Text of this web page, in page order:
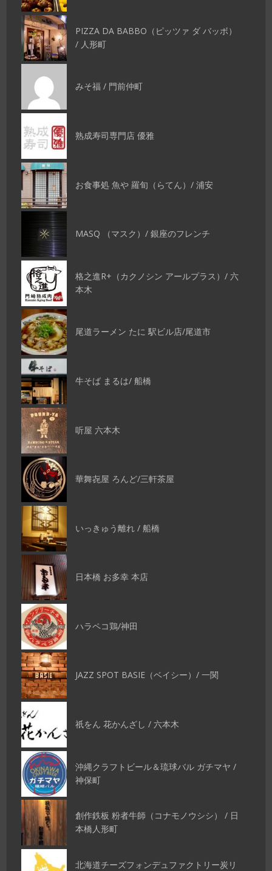
PIZZA DA BABBO（ピッツァ ダ バッボ）
/ 人形町
みそ福 / 門前仲町
熟成寿司専門店 優雅
お食事処 魚や 羅旬（らてん）/ 浦安
MASQ （マスク）/ 銀座のフレンチ
格之進R+（カクノシン アールプラス）/ 六
本木
尾道ラーメン たに 駅ビル店/尾道市
牛そば まるは/ 船橋
听屋 六本木
華舞㐂屋 ろんど/三軒茶屋
いっきゅう離れ / 船橋
日本橋 お多幸 本店
ハラペコ鶏/神田
JAZZ SPOT BASIE（ベイシー）/ 一関
祇をん 花かんざし / 六本木
沖縄クラフトビール＆琉球バル ガチマヤ /
神保町
創作鉄板 粉者牛師（コナモノウシシ） / 日
本橋人形町
北海道チーズフォンデュファクトリー炭リ